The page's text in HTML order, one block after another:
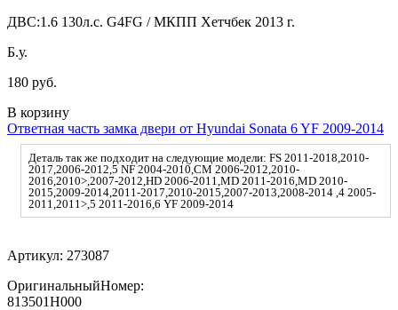
ДВС:1.6 130л.с. G4FG / МКПП Хетчбек 2013 г.
Б.у.
180 руб.
В корзину
Ответная часть замка двери от Hyundai Sonata 6 YF 2009-2014
Деталь так же подходит на следующие модели: FS 2011-2018,2010-
2017,2006-2012,5 NF 2004-2010,CM 2006-2012,2010-
2016,2010>,2007-2012,HD 2006-2011,MD 2011-2016,MD 2010-
2015,2009-2014,2011-2017,2010-2015,2007-2013,2008-2014 ,4 2005-
2011,2011>,5 2011-2016,6 YF 2009-2014
Артикул: 273087
ОригинальныйНомер:
813501H000